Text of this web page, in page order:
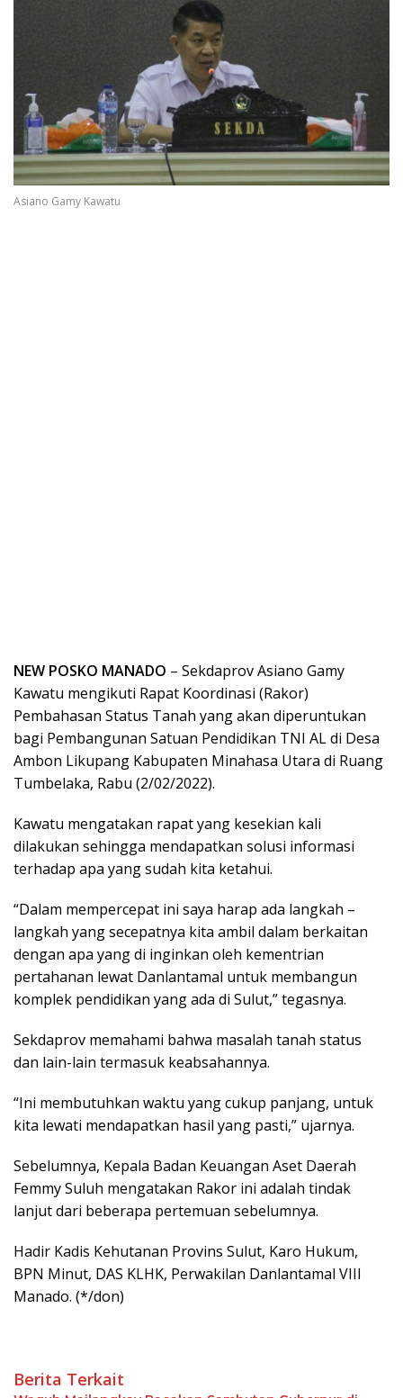
Asiano Gamy Kawatu
NEW POSKO MANADO – Sekdaprov Asiano Gamy
Kawatu mengikuti Rapat Koordinasi (Rakor)
Pembahasan Status Tanah yang akan diperuntukan
bagi Pembangunan Satuan Pendidikan TNI AL di Desa
Ambon Likupang Kabupaten Minahasa Utara di Ruang
Tumbelaka, Rabu (2/02/2022).
Kawatu mengatakan rapat yang kesekian kali
dilakukan sehingga mendapatkan solusi informasi
terhadap apa yang sudah kita ketahui.
“Dalam mempercepat ini saya harap ada langkah –
langkah yang secepatnya kita ambil dalam berkaitan
dengan apa yang di inginkan oleh kementrian
pertahanan lewat Danlantamal untuk membangun
komplek pendidikan yang ada di Sulut,” tegasnya.
Sekdaprov memahami bahwa masalah tanah status
dan lain-lain termasuk keabsahannya.
“Ini membutuhkan waktu yang cukup panjang, untuk
kita lewati mendapatkan hasil yang pasti,” ujarnya.
Sebelumnya, Kepala Badan Keuangan Aset Daerah
Femmy Suluh mengatakan Rakor ini adalah tindak
lanjut dari beberapa pertemuan sebelumnya.
Hadir Kadis Kehutanan Provins Sulut, Karo Hukum,
BPN Minut, DAS KLHK, Perwakilan Danlantamal VIII
Manado. (*/don)
Berita Terkait